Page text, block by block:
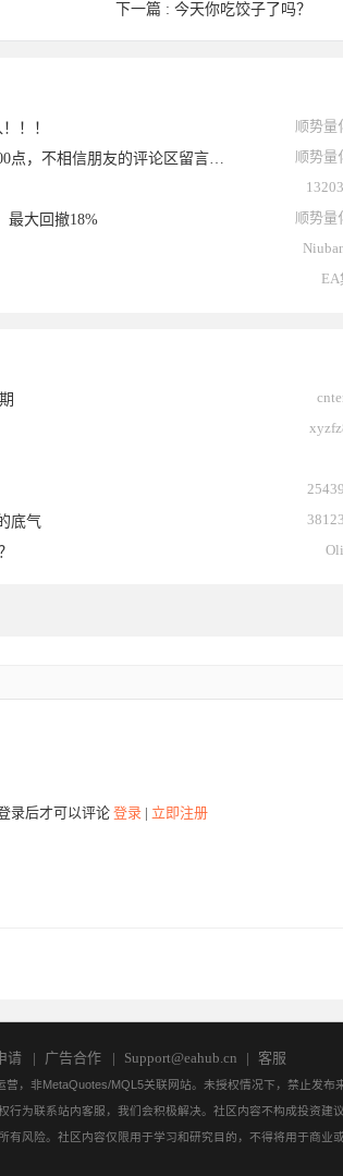
下一篇 : 今天你吃饺子了吗？
！！
史上最强马丁对冲EA金麒麟最新第5版本，可抗黄金1500点，不相信朋友的评论区留言解答，韭菜的自我感悟
最大回撤18%
底气
录后才可以评论 登录| 立即注册
请 | 广告合作 | Support@eahub.cn | 客服
，非MetaQuotes/MQL5关联网站。未授权情况下，禁止发布
为联系站内客服，我们会积极解决。社区内容不构成投资建
风险。社区内容仅限用于学习和研究目的，不得将用于商业